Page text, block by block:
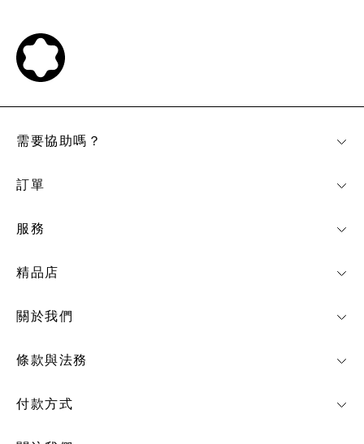
付款方式
需要協助嗎？
訂單
服務
精品店
關於我們
條款與法務